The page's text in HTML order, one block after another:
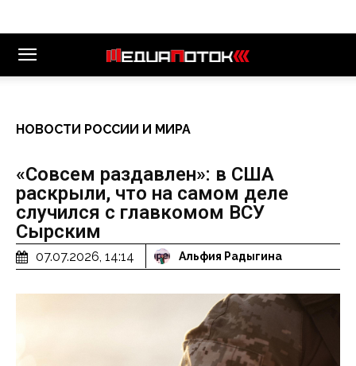
НОВОСТИ РОССИИ И МИРА
«Совсем раздавлен»: в США
раскрыли, что на самом деле
случился с главкомом ВСУ
Сырским
07.07.2026, 14:14 Альфия Радыгина